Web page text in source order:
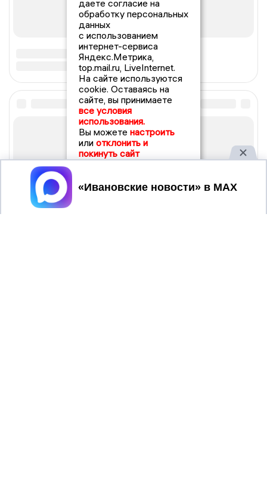
даете согласие на
обработку персональных
данных
с использованием
интернет-сервиса
Яндекс.Метрика,
top.mail.ru, LiveInternet.
На сайте используются
cookie. Оставаясь на
сайте, вы принимаете
все условия
использования.
Вы можете настроить
или отклонить и
покинуть сайт
Принять